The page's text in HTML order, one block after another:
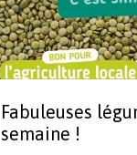
Fabuleuses
semaine !